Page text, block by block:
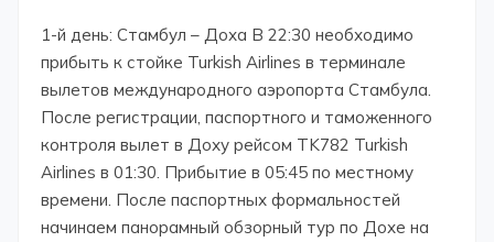
1-й день: Стамбул – Доха В 22:30 необходимо
прибыть к стойке Turkish Airlines в терминале
вылетов международного аэропорта Стамбула.
После регистрации, паспортного и таможенного
контроля вылет в Доху рейсом TK782 Turkish
Airlines в 01:30. Прибытие в 05:45 по местному
времени. После паспортных формальностей
начинаем панорамный обзорный тур по Дохе на